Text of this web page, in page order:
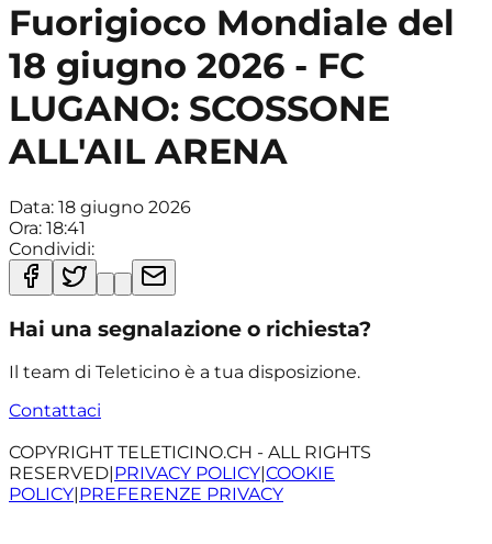
Fuorigioco Mondiale del
18 giugno 2026 - FC
LUGANO: SCOSSONE
ALL'AIL ARENA
Data: 18 giugno 2026
Ora: 18:41
Condividi:
Hai una segnalazione o richiesta?
Il team di Teleticino è a tua disposizione.
Contattaci
COPYRIGHT TELETICINO.CH - ALL RIGHTS
RESERVED|PRIVACY POLICY|COOKIE
POLICY|PREFERENZE PRIVACY